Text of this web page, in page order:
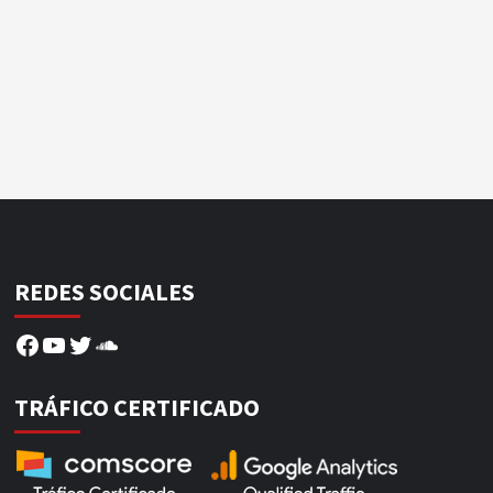
REDES SOCIALES
Facebook
YouTube
Twitter
SoundCloud
TRÁFICO CERTIFICADO